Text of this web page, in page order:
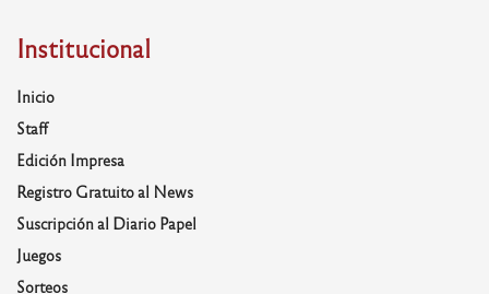
Institucional
Inicio
Staff
Edición Impresa
Registro Gratuito al News
Suscripción al Diario Papel
Juegos
Sorteos